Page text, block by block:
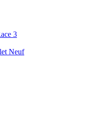
3
Neuf